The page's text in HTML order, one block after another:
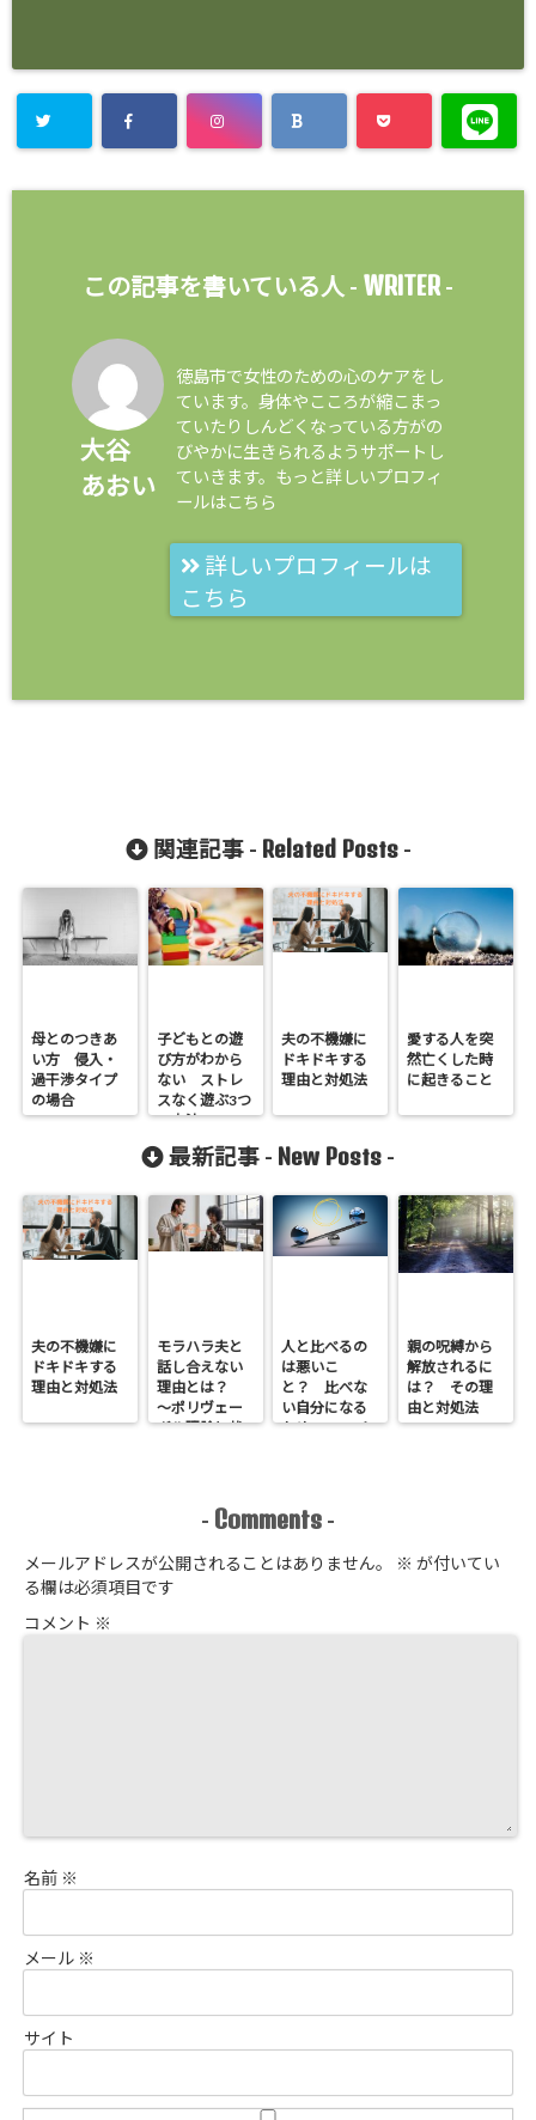
この記事を書いている人 - WRITER -
大谷
あおい
徳島市で女性のための心のケアをし
ています。身体やこころが縮こまっ
ていたりしんどくなっている方がの
びやかに生きられるようサポートし
ていきます。もっと詳しいプロフィ
ールはこちら
詳しいプロフィールは
こちら
関連記事 - Related Posts-
母とのつきあ
い方 侵入・
過干渉タイプ
の場合
子どもとの遊
び方がわから
ない ストレ
スなく遊ぶ3つ
の方法
夫の不機嫌に
ドキドキする
理由と対処法
愛する人を突
然亡くした時
に起きること
最新記事 - New Posts -
夫の不機嫌に
ドキドキする
理由と対処法
モラハラ夫と
話し合えない
理由とは？
～ポリヴェー
ガル理論と状
人と比べるの
は悪いこ
と？ 比べな
い自分になる
ための5つのヒ
親の呪縛から
解放されるに
は？ その理
由と対処法
- Comments -
メールアドレスが公開されることはありません。 ※ が付いてい
る欄は必須項目です
コメント ※
名前 ※
メール ※
サイト